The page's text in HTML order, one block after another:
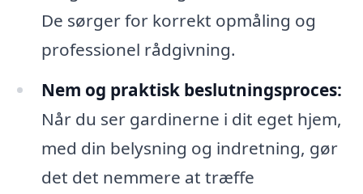
De sørger for korrekt opmåling og
professionel rådgivning.
Nem og praktisk beslutningsproces:
Når du ser gardinerne i dit eget hjem,
med din belysning og indretning, gør
det det nemmere at træffe